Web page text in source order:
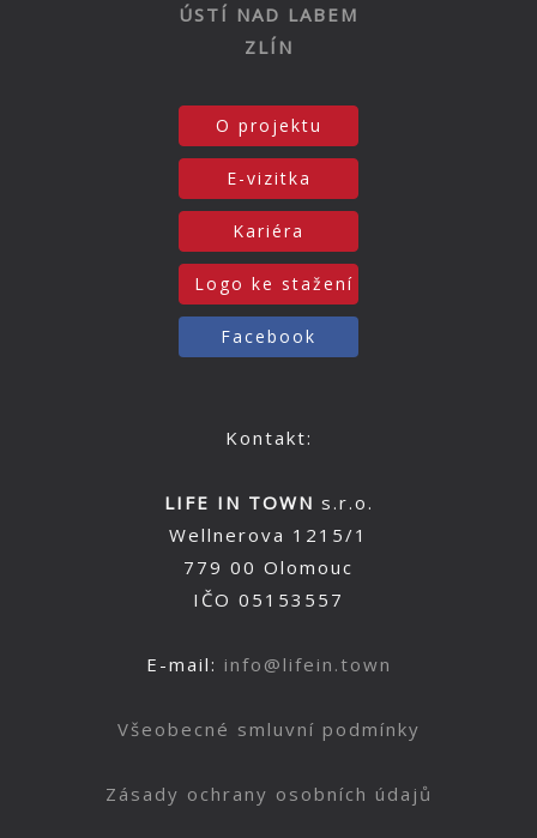
ÚSTÍ NAD LABEM
ZLÍN
O projektu
E-vizitka
Kariéra
Logo ke stažení
Facebook
Kontakt:
LIFE IN TOWN s.r.o.
Wellnerova 1215/1
779 00 Olomouc
IČO 05153557
E-mail: info@lifein.town
Všeobecné smluvní podmínky
Zásady ochrany osobních údajů